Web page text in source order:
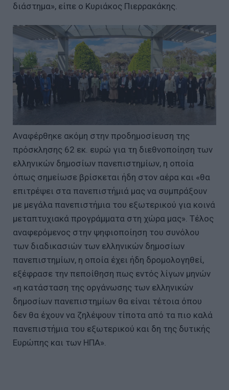
διάστημα», είπε ο Κυριάκος Πιερρακάκης.
Αναφέρθηκε ακόμη στην προδημοσίευση της
πρόσκλησης 62 εκ. ευρώ για τη διεθνοποίηση των
ελληνικών δημοσίων πανεπιστημίων, η οποία
όπως σημείωσε βρίσκεται ήδη στον αέρα και «θα
επιτρέψει στα πανεπιστήμιά μας να συμπράξουν
με μεγάλα πανεπιστήμια του εξωτερικού για κοινά
μεταπτυχιακά προγράμματα στη χώρα μας». Τέλος
αναφερόμενος στην ψηφιοποίηση του συνόλου
των διαδικασιών των ελληνικών δημοσίων
πανεπιστημίων, η οποία έχει ήδη δρομολογηθεί,
εξέφρασε την πεποίθηση πως εντός λίγων μηνών
«η κατάσταση της οργάνωσης των ελληνικών
δημοσίων πανεπιστημίων θα είναι τέτοια όπου
δεν θα έχουν να ζηλέψουν τίποτα από τα πιο καλά
πανεπιστήμια του εξωτερικού και δη της δυτικής
Ευρώπης και των ΗΠΑ».